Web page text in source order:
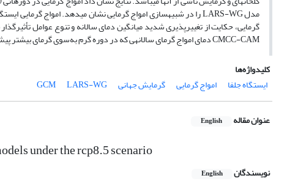
CMCC-CAM دمای امواج گرمای سالانه­ی که در دوره گرم به‌سوی گرمای بیشتر پیش می­روند.
کلیدواژه‌ها
ایستگاه جلفا
امواج گرمایی گرمایش جهانی GCM LARS-WG
عنوان مقاله English
under the rcp8.5 scenario
نویسندگان English